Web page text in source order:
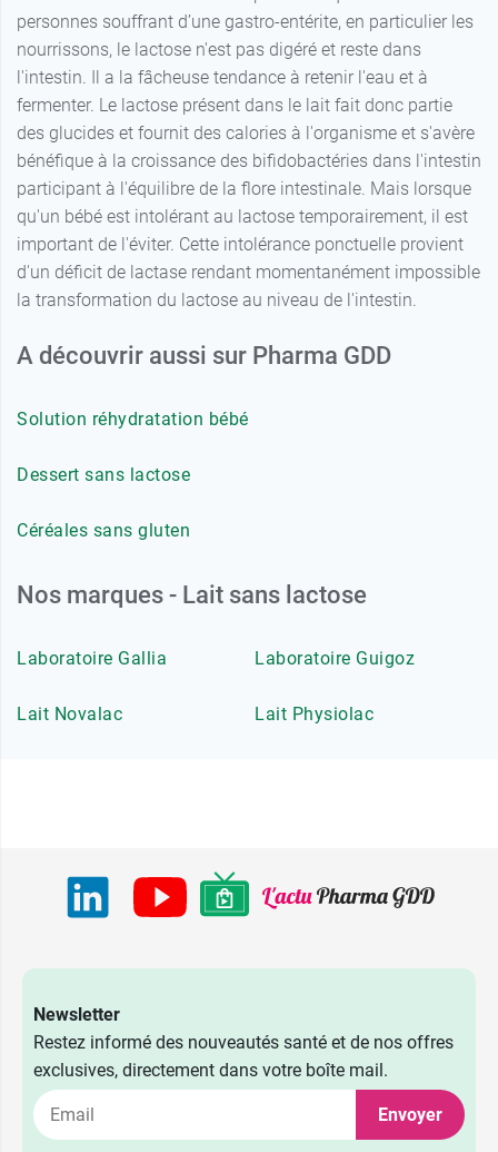
personnes souffrant d’une gastro-entérite, en particulier les
nourrissons, le lactose n'est pas digéré et reste dans
l'intestin. Il a la fâcheuse tendance à retenir l'eau et à
fermenter. Le lactose présent dans le lait fait donc partie
des glucides et fournit des calories à l'organisme et s'avère
bénéfique à la croissance des bifidobactéries dans l'intestin
participant à l'équilibre de la flore intestinale. Mais lorsque
qu'un bébé est intolérant au lactose temporairement, il est
important de l'éviter. Cette intolérance ponctuelle provient
d'un déficit de lactase rendant momentanément impossible
la transformation du lactose au niveau de l'intestin.
A découvrir aussi sur Pharma GDD
Solution réhydratation bébé
Dessert sans lactose
Céréales sans gluten
Nos marques - Lait sans lactose
Laboratoire Gallia Laboratoire Guigoz
Lait Novalac Lait Physiolac
Newsletter
Restez informé des nouveautés santé et de nos offres
exclusives, directement dans votre boîte mail.
Envoyer